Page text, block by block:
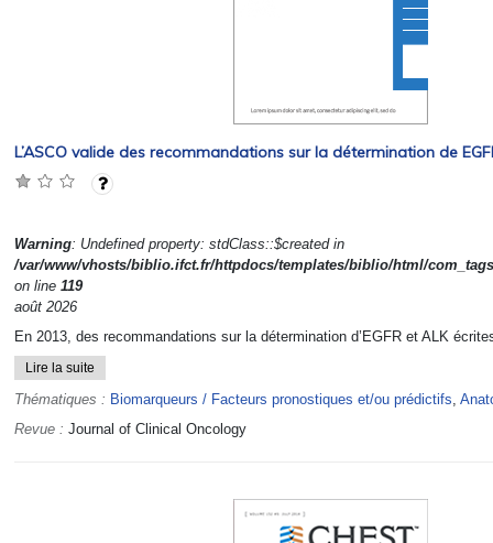
L’ASCO valide des recommandations sur la détermination de
Warning: Undefined property: stdClass::$created in
/var/www/vhosts/biblio.ifct.fr/httpdocs/templates/biblio/html/
on line 119
août 2026
En 2013, des recommandations sur la détermination d’EGFR et ALK
Lire la suite
Thématiques : Biomarqueurs / Facteurs pronostiques et/ou prédictifs,
Revue : Journal of Clinical Oncology